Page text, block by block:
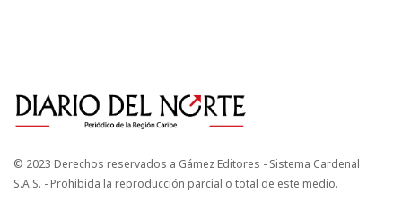
© 2023 Derechos reservados a Gámez Editores - Sistema Cardenal
S.A.S. - Prohibida la reproducción parcial o total de este medio.